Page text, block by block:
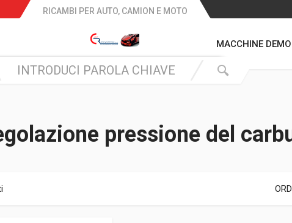
RICAMBI PER AUTO, CAMION E MOTO
MACCHINE
pressione del